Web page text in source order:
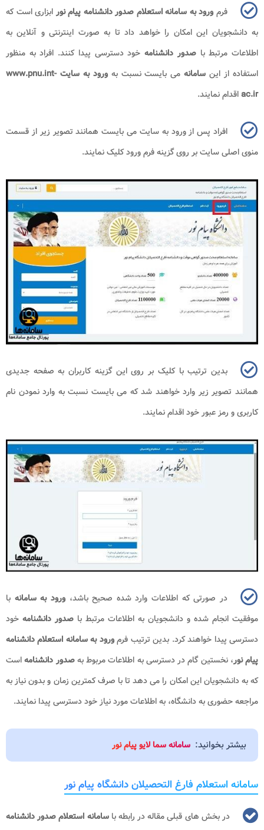
فرم ورود به سامانه استعلام صدور دانشنامه پیام نورابزاری است که
به دانشجویان این امکان را خواهد داد تا به صورت اینترنتی و آنلاین به
اطلاعات مرتبط باصدور دانشنامه خود دسترسی پیدا کنند. افراد به منظور
استفاده از این سامانه می بایست نسبت به
ورود به سایت www.pnu.int-
ac.irاقدام نمایند.
افراد پس از ورود به سایت می بایست همانند تصویر زیر از قسمت
منوی اصلی سایت بر روی گزینه فرم ورود کلیک نمایند.
بدین ترتیب با کلیک بر روی این گزینه کاربران به صفحه جدیدی
همانند تصویر زیر وارد خواهند شد که می بایست نسبت به وارد نمودن نام
کاربری و رمز عبور خود اقدام نمایند.
در صورتی که اطلاعات وارد شده صحیح باشد،ورود به سامانه با
موفقیت انجام شده و دانشجویان به اطلاعات مرتبط با صدور دانشنامه خود
دسترسی پیدا خواهند کرد. بدین ترتیب فرمورود به سامانه استعلام دانشنامه
پیام نور، نخستین گام در دسترسی به اطلاعات مربوط بهصدور دانشنامهاست
که به دانشجویان این امکان را می دهد تا با صرف کمترین زمان و بدون نیاز به
مراجعه حضوری به دانشگاه، به اطلاعات مورد نیاز خود دسترسی پیدا نمایند.
بیشتر بخوانید: سامانه سما لایو پیام نور
سامانه استعلام فارغ التحصیلان دانشگاه پیام نور
در بخش های قبلی مقاله در رابطه باسامانه استعلام صدور دانشنامه